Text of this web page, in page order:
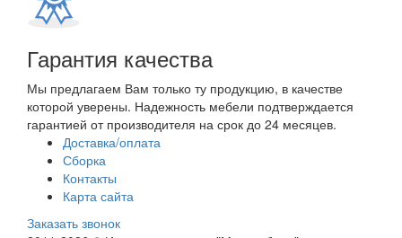
Гарантия качества
Мы предлагаем Вам только ту продукцию, в качестве
которой уверены. Надежность мебели подтверждается
гарантией от производителя на срок до 24 месяцев.
Доставка/оплата
Сборка
Контакты
Карта сайта
Заказать звонок